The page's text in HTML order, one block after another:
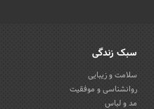
سبک زندگی
سلامت و زیبایی
روانشناسی و موفقیت
مد و لباس